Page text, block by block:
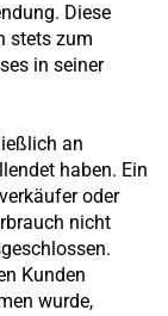
Diese
stets zum
in seiner
an
haben. Ein
oder
nicht
Kunden
wurde,